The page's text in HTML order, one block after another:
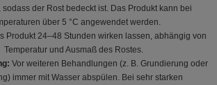
der Rost bedeckt ist. Das Produkt kann bei
über 5 °C angewendet werden.
Produkt 24–48 Stunden wirken lassen, abhängig von
Temperatur und Ausmaß des Rostes.
Vor weiteren Behandlungen (z. B. Grundierung oder
immer mit Wasser abspülen. Bei sehr starken